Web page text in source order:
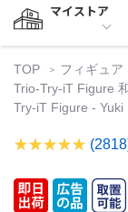
マイストア
TOP フィギュア
Trio-Try-iT Figure
Try-iT Figure -